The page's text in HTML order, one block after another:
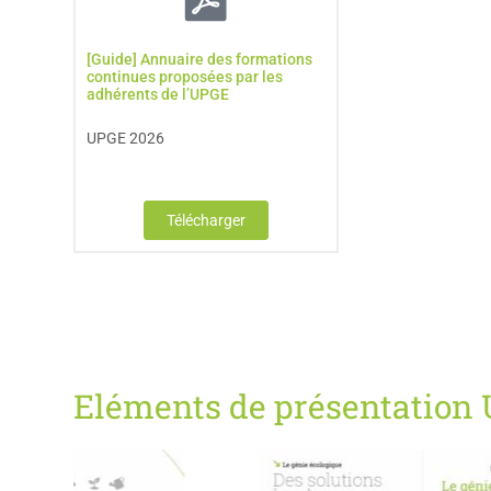
[Guide] Annuaire des formations
continues proposées par les
adhérents de l’UPGE
UPGE 2026
Télécharger
Eléments de présentation